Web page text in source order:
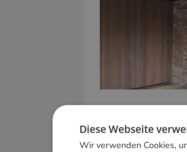
Diese Webseite
Wir verwenden Cookies,